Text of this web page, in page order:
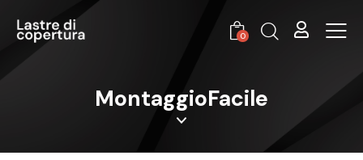
0
MontaggioFacile